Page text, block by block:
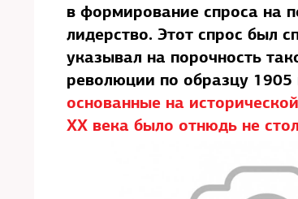
в формирование спроса на
лидерство. Этот спрос был
указывал на порочность
революции по образцу 1905
основанные на
XX века было отнюдь не